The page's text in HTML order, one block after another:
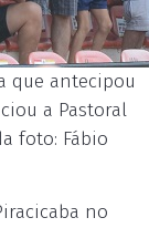
que antecipou
a Pastoral
foto: Fábio
no